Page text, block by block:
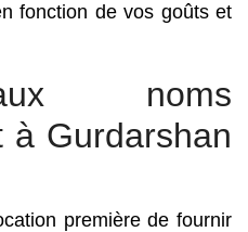
fonction de vos goûts et
noms
à Gurdarshan
première de fournir